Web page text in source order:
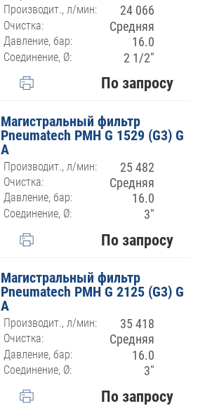
Производит., л/мин: 24 066
Очистка: Средняя
Давление, бар: 16.0
Соединение, Ø: 2 1/2″
По запросу
Магистральный фильтр
Pneumatech PMH G 1529 (G3) G
A
Производит., л/мин: 25 482
Очистка: Средняя
Давление, бар: 16.0
Соединение, Ø: 3″
По запросу
Магистральный фильтр
Pneumatech PMH G 2125 (G3) G
A
Производит., л/мин: 35 418
Очистка: Средняя
Давление, бар: 16.0
Соединение, Ø: 3″
По запросу